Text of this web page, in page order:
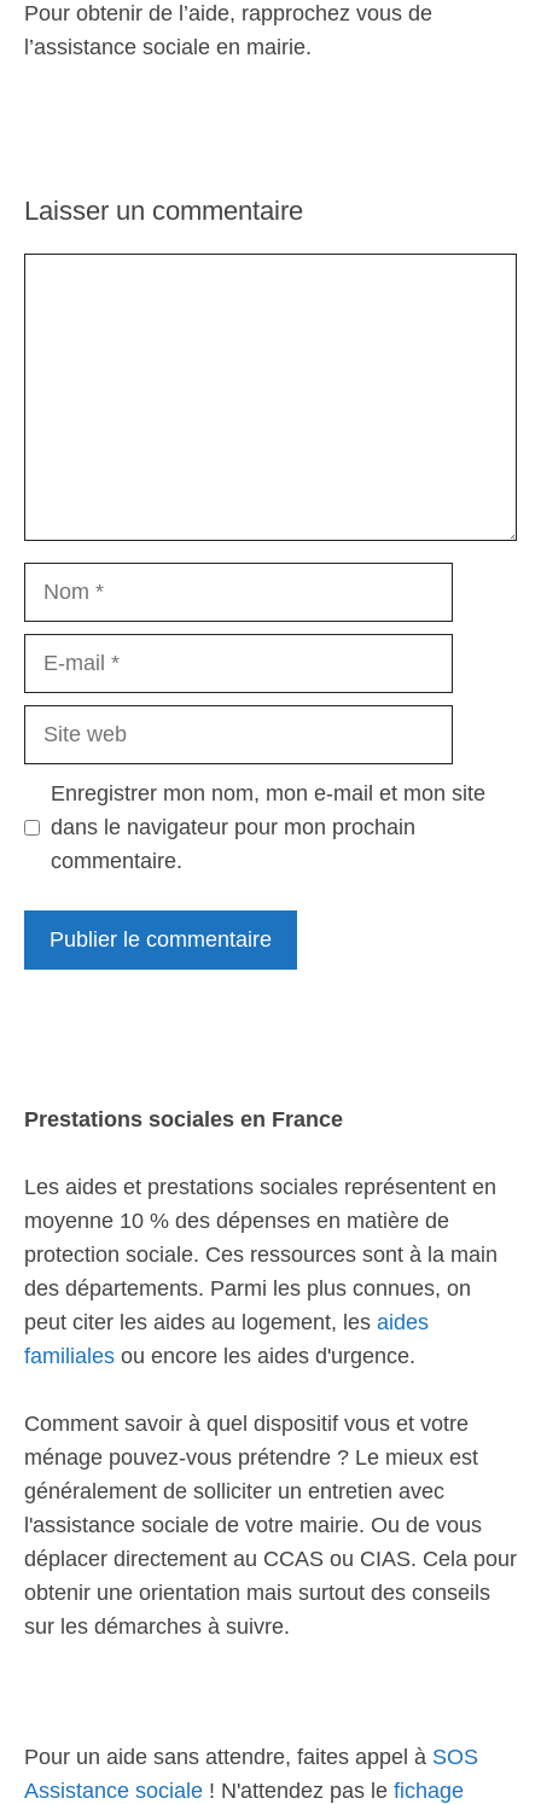
Pour obtenir de l’aide, rapprochez vous de
l’assistance sociale en mairie.
Laisser un commentaire
Nom
Site
Enregistrer mon nom, mon e-mail et mon site
dans le navigateur pour mon prochain
commentaire.
Prestations sociales en France
Les aides et prestations sociales représentent en
moyenne 10 % des dépenses en matière de
protection sociale. Ces ressources sont à la main
des départements. Parmi les plus connues, on
peut citer les aides au logement, les aides
familiales ou encore les aides d'urgence.
Comment savoir à quel dispositif vous et votre
ménage pouvez-vous prétendre ? Le mieux est
généralement de solliciter un entretien avec
l'assistance sociale de votre mairie. Ou de vous
déplacer directement au CCAS ou CIAS. Cela pour
obtenir une orientation mais surtout des conseils
sur les démarches à suivre.
Pour un aide sans attendre, faites appel à SOS
Assistance sociale ! N'attendez pas le fichage